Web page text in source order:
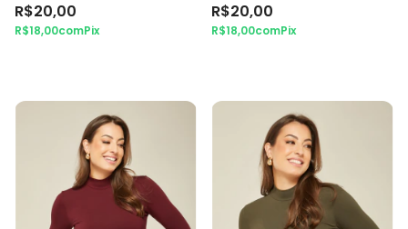
R$20,00
R$18,00comPix
R$20,00
R$18,00comPix